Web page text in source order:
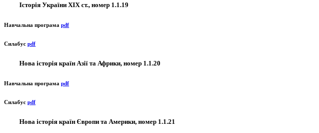
Історія України XIX ст., номер 1.1.19
Навчальна програма pdf
Силабус pdf
Нова історія країн Азії та Африки, номер 1.1.20
Навчальна програма pdf
Силабус pdf
Нова історія країн Європи та Америки, номер 1.1.21